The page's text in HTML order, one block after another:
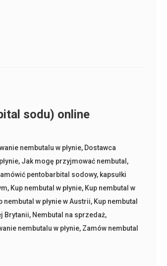
sodu) online
nembutalu w płynie, Dostawca
, Jak mogę przyjmować nembutal ,
pentobarbital sodowy, kapsułki
, Kup nembutal w płynie, Kup nembutal w
nembutal w płynie w Austrii, Kup nembutal
Brytanii, Nembutal na sprzedaż,
nembutalu w płynie, Zamów nembutal